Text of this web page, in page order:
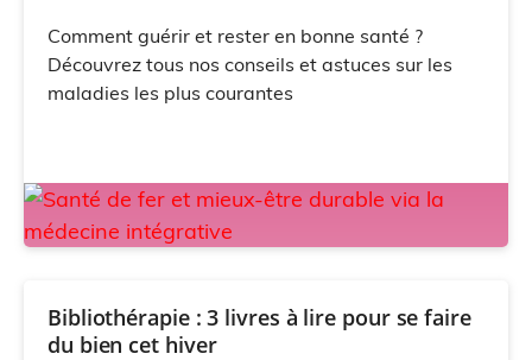
Comment guérir et rester en bonne santé ?
Découvrez tous nos conseils et astuces sur les
maladies les plus courantes
Bibliothérapie : 3 livres à lire pour se faire
du bien cet hiver